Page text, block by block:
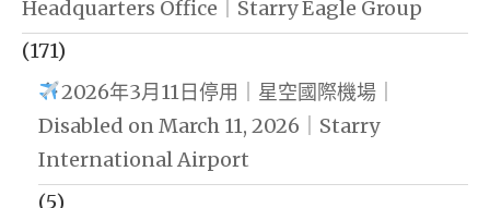
Headquarters Office｜Starry Eagle Group
(171)
2026年3月11日停用｜星空國際機場｜
Disabled on March 11, 2026｜Starry
International Airport
(5)